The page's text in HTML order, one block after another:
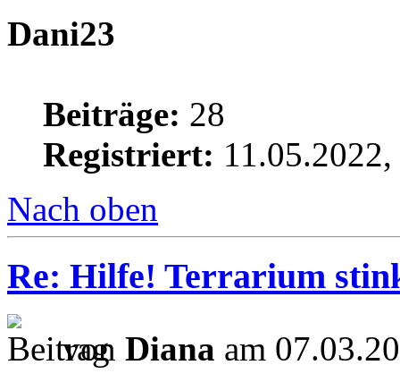
Dani23
Beiträge: 28
Registriert:
Nach oben
Re: Hilfe! Terrarium
von Diana am